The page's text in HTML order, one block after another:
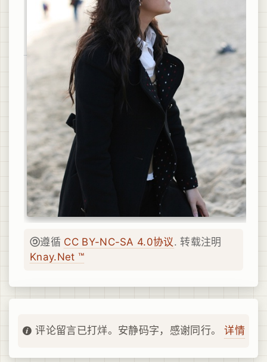
遵循 CC BY-NC-SA 4.0协议. 转载注明
Knay.Net ™
评论留言已打烊。安静码字，感谢同行。 详情